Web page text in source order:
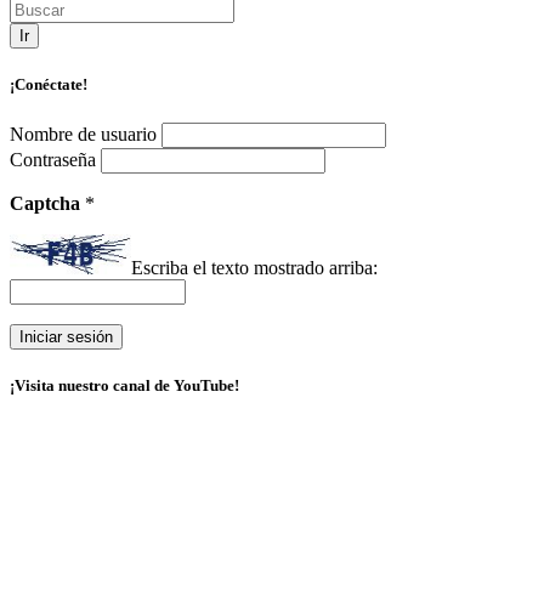
Ir
¡Conéctate!
Nombre de usuario
Contraseña
Captcha *
Escriba el texto mostrado arriba:
¡Visita nuestro canal de YouTube!